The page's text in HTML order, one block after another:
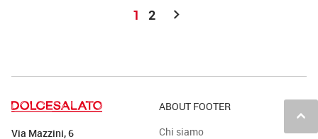
1 2 chevron_right
keyboard_arrow_up
Via Mazzini, 6
ABOUT FOOTER
Chi siamo